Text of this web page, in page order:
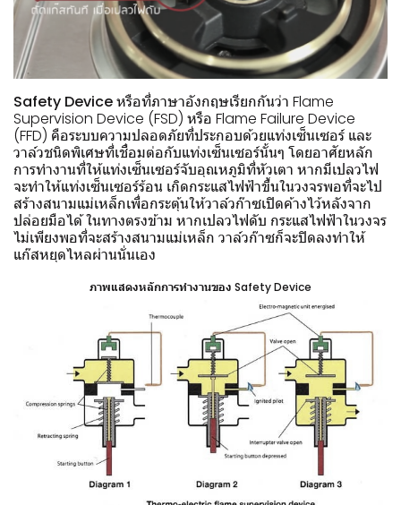
Safety Deviceหรือที่ภาษาอังกฤษเรียกกันว่า Flame
Supervision Device (FSD) หรือ Flame Failure Device
(FFD) คือระบบความปลอดภัยที่ประกอบด้วยแท่งเซ็นเซอร์ และ
วาล์วชนิดพิเศษที่เชื่อมต่อกับแท่งเซ็นเซอร์นั้นๆ โดยอาศัยหลัก
การทำงานที่ให้แท่งเซ็นเซอร์จับอุณหภูมิที่หัวเตา หากมีเปลวไฟ
จะทำให้แท่งเซ็นเซอร์ร้อน เกิดกระแสไฟฟ้าขึ้นในวงจรพอที่จะไป
สร้างสนามแม่เหล็กเพื่อกระตุ้นให้วาล์วก๊าซเปิดค้างไว้หลังจาก
ปล่อยมือได้ ในทางตรงข้าม หากเปลวไฟดับ กระแสไฟฟ้าในวงจร
ไม่เพียงพอที่จะสร้างสนามแม่เหล็ก วาล์วก๊าซก็จะปิดลงทำให้
แก๊สหยุดไหลผ่านนั่นเอง
ภาพแสดงหลักการทำงานของ Safety Device